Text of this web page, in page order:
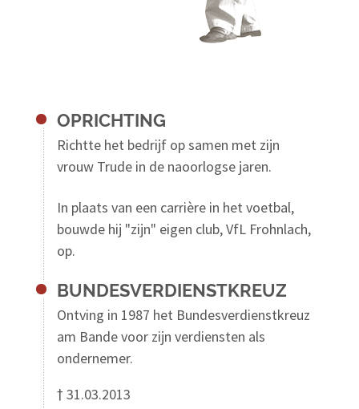
OPRICHTING
Richtte het bedrijf op samen met zijn
vrouw Trude in de naoorlogse jaren.
In plaats van een carrière in het voetbal,
bouwde hij "zijn" eigen club, VfL Frohnlach,
op.
BUNDESVERDIENSTKREUZ
Ontving in 1987 het Bundesverdienstkreuz
am Bande voor zijn verdiensten als
ondernemer.
† 31.03.2013